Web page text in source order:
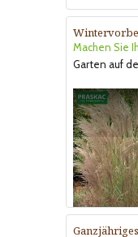
Machen Sie
Garten auf